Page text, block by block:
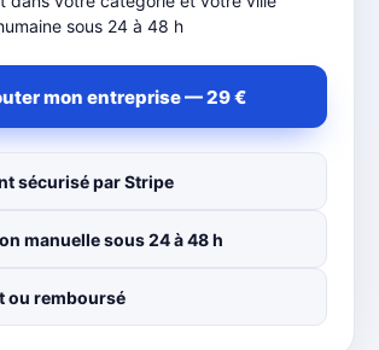
sous 24 à 48 h
mon entreprise — 29 €
sécurisé par Stripe
manuelle sous 24 à 48 h
ou remboursé